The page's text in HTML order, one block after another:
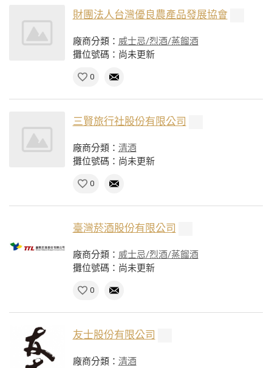
財團法人台灣優良農產品發展協會
廠商分類： 威士忌/烈酒/蒸餾酒
攤位號碼：尚未更新
0
三賢旅行社股份有限公司
廠商分類： 清酒
攤位號碼：尚未更新
0
臺灣菸酒股份有限公司
廠商分類： 威士忌/烈酒/蒸餾酒
攤位號碼：尚未更新
0
友士股份有限公司
廠商分類： 清酒